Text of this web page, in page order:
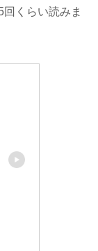
くらい読みま